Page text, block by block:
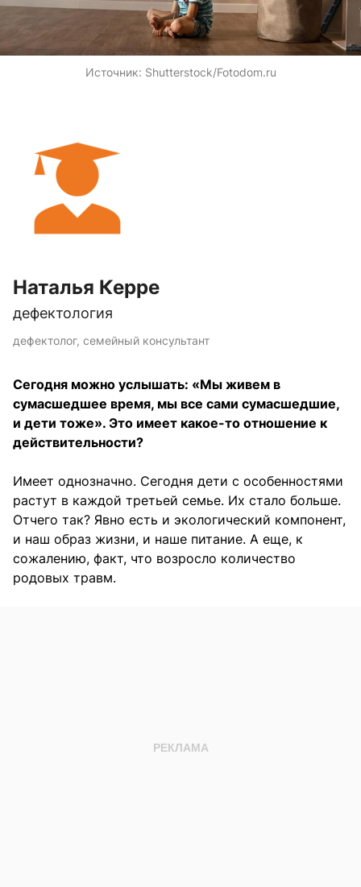
Источник: Shutterstock/Fotodom.ru
Наталья Керре
дефектология
дефектолог, семейный консультант
Сегодня можно услышать: «Мы живем в
сумасшедшее время, мы все сами сумасшедшие,
и дети тоже». Это имеет какое-то отношение к
действительности?
Имеет однозначно. Сегодня дети с особенностями
растут в каждой третьей семье. Их стало больше.
Отчего так? Явно есть и экологический компонент,
и наш образ жизни, и наше питание. А еще, к
сожалению, факт, что возросло количество
родовых травм.